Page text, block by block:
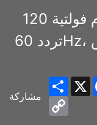
ساموا الأمريكية تستخدم فولتية 120V،
مشاركة
ShareX